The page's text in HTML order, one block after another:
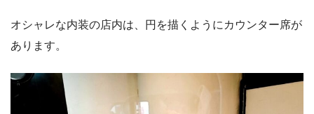
オシャレな内装の店内は、円を描くようにカウンター席が
あります。